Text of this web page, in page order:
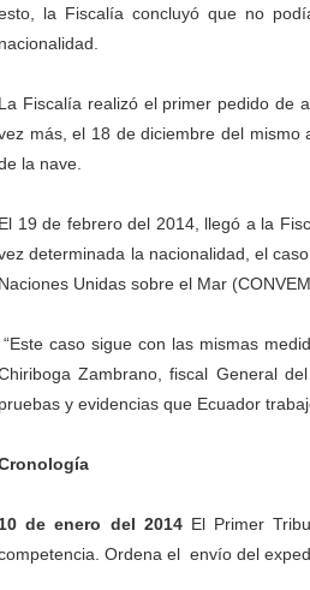
la Fiscalía concluyó que no
nacionalidad.
La Fiscalía realizó el primer pedido de
más, el 18 de diciembre del
la nave.
El 19 de febrero del 2014, llegó a la
determinada la nacionalidad, el
Naciones Unidas sobre el Mar
“Este caso sigue con las mismas
Zambrano, fiscal General
pruebas y evidencias que Ecuador
10 de enero del 2014El Primer
Ordena el envío del